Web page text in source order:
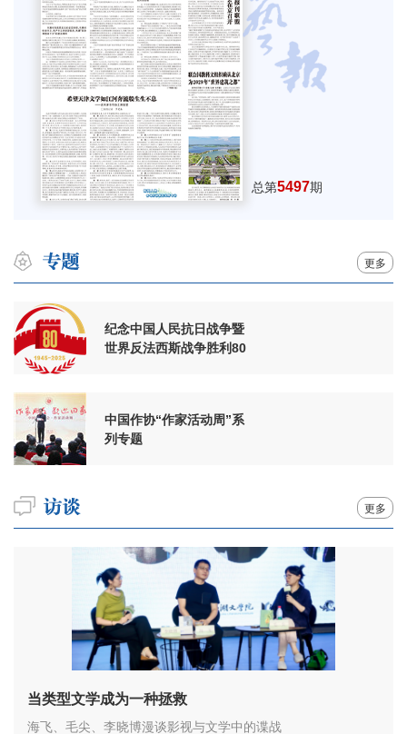
总第5497期
更多
纪念中国人民抗日战争暨
世界反法西斯战争胜利80
中国作协“作家活动周”系
列专题
更多
当类型文学成为一种拯救
海飞、毛尖、李晓博漫谈影视与文学中的谍战